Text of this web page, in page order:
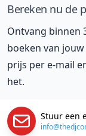
Bereken nu de
Ontvang binnen
boeken van
prijs per e-mail
het.
Stuur een